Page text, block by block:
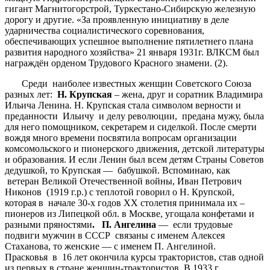
гигант Магнитогорстрой, Туркестано-Сибирскую железную
дорогу и другие. «За проявленную инициативу в деле
ударничества социалистического соревнования,
обеспечивающих успешное выполнение пятилетнего плана
развития народного хозяйства» 21 января 1931г. ВЛКСМ был
награждён орденом Трудового Красного знамени. (2).
Среди наиболее известных женщин Советского Союза
разных лет: Н. Крупская – жена, друг и соратник Владимира
Ильича Ленина. Н. Крупская стала символом верности и
преданности Ильичу и делу революции, предана мужу, была
для него помощником, секретарем и сиделкой. После смерти
вождя много времени посвятила вопросам организации
комсомольского и пионерского движения, детской литературы
и образования. И если Ленин был всем детям Страны Советов
дедушкой, то Крупская — бабушкой. Вспоминаю, как
ветеран Великой Отечественной войны, Иван Петрович
Никонов (1919 г.р.) с теплотой говорил о Н. Крупской,
которая в начале 30-х годов ХХ столетия принимала их –
пионеров из Липецкой обл. в Москве, угощала конфетами и
разными пряностями. П. Ангелина — если трудовые
подвиги мужчин в СССР связаны с именем Алексея
Стаханова, то женские — с именем П. Ангелиной.
Прасковья в 16 лет окончила курсы трактористов, став одной
из первых в стране женщин-трактористов. В 1933 г.